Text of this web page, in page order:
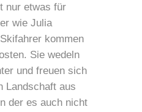
nur etwas für
wie Julia
kommen
Sie wedeln
und freuen sich
Landschaft aus
der es auch nicht